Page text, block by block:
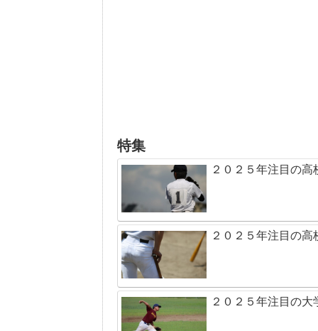
特集
２０２５年注目の
２０２５年注目の
２０２５年注目の